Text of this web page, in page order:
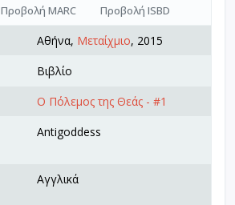
Προβολή MARC Προβολή ISBD
Αθήνα, Μεταίχμιο, 2015
Βιβλίο
Ο Πόλεμος της Θεάς - #1
Antigoddess
Αγγλικά